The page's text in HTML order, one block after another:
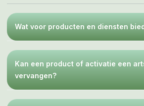
Wat voor producten en diensten
Kan een product of activatie een
vervangen?